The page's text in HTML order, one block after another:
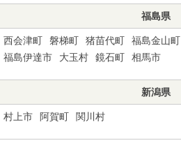
福島県
西会津町 磐梯町 猪苗代町 福島金山町
福島伊達市
大玉村 鏡石町 相馬市
新潟県
村上市 阿賀町 関川村